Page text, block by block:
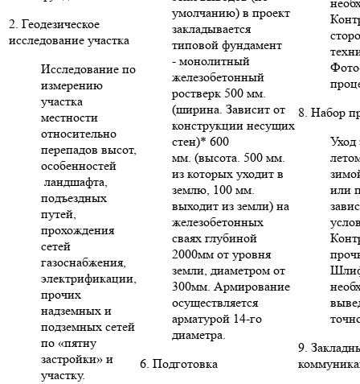
2. Геодезическое
исследование участка
Исследование по
измерению
участка
местности
относительно
перепадов высот,
особенностей
ландшафта,
подъездных
путей,
прохождения
сетей
газоснабжения,
электрификации,
прочих
надземных и
подземных сетей
по «пятну
застройки» и
участку.
умолчанию) в проект
закладывается
типовой фундамент
- монолитный
железобетонный
ростверк 500 мм.
(ширина. Зависит от
конструкции несущих
стен)* 600
мм. (высота. 500 мм.
из которых уходит в
землю, 100 мм.
выходит из земли) на
железобетонных
сваях глубиной
2000мм от уровня
земли, диаметром от
300мм. Армирование
осуществляется
арматурой 14-го
диаметра.
6. Подготовка
8. Набор
Уход
или
9.